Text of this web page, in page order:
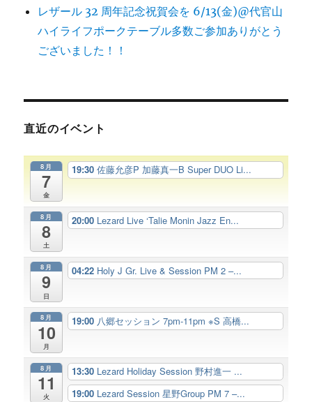
レザール 32 周年記念祝賀会を 6/13(金)@代官山
ハイライフポークテーブル多数ご参加ありがとう
ございました！！
直近のイベント
8月
7
金
19:30佐藤允彦P 加藤真一B Super DUO Li...
8月
8
土
20:00 Lezard Live ‘Talie Monin Jazz En...
8月
9
日
04:22 Holy J Gr. Live & Session PM 2 –...
8月
10
月
19:00 八郷セッション 7pm-11pm ※S 高橋...
8月
11
火
13:30 Lezard Holiday Session 野村進一 ...
19:00 Lezard Session 星野Group PM 7 –...